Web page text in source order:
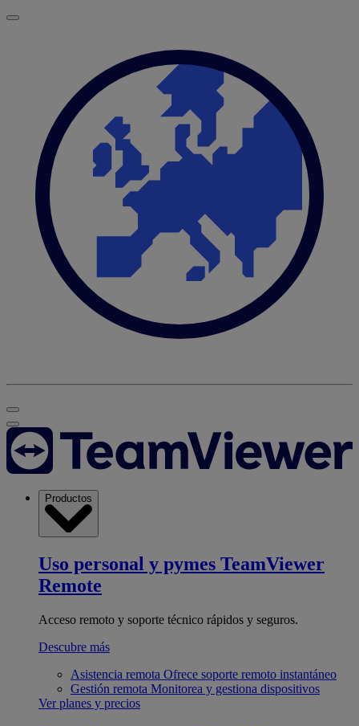
Productos
Uso personal y pymes TeamViewer
Remote
Acceso remoto y soporte técnico rápidos y seguros.
Descubre más
Asistencia remota Ofrece soporte remoto instantáneo
Gestión remota Monitorea y gestiona dispositivos
Ver planes y precios